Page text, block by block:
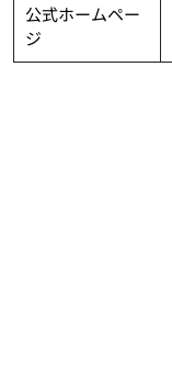
公式ホームペー
ジ